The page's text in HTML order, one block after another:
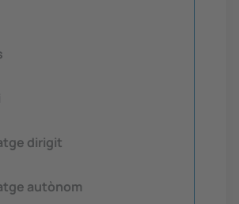
dirigit
autònom